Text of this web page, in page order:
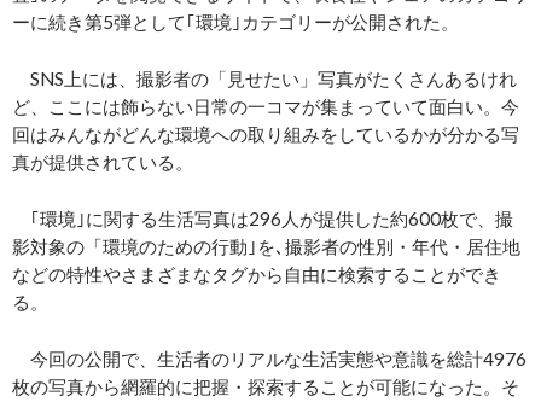
ーに続き第5弾として｢環境｣カテゴリーが公開された。
SNS上には、撮影者の「見せたい」写真がたくさんあるけれ
ど、ここには飾らない日常の一コマが集まっていて面白い。今
回はみんながどんな環境への取り組みをしているかが分かる写
真が提供されている。
｢環境｣に関する生活写真は296人が提供した約600枚で、撮
影対象の「環境のための行動｣を､撮影者の性別・年代・居住地
などの特性やさまざまなタグから自由に検索することができ
る。
今回の公開で、生活者のリアルな生活実態や意識を総計4976
枚の写真から網羅的に把握・探索することが可能になった。そ